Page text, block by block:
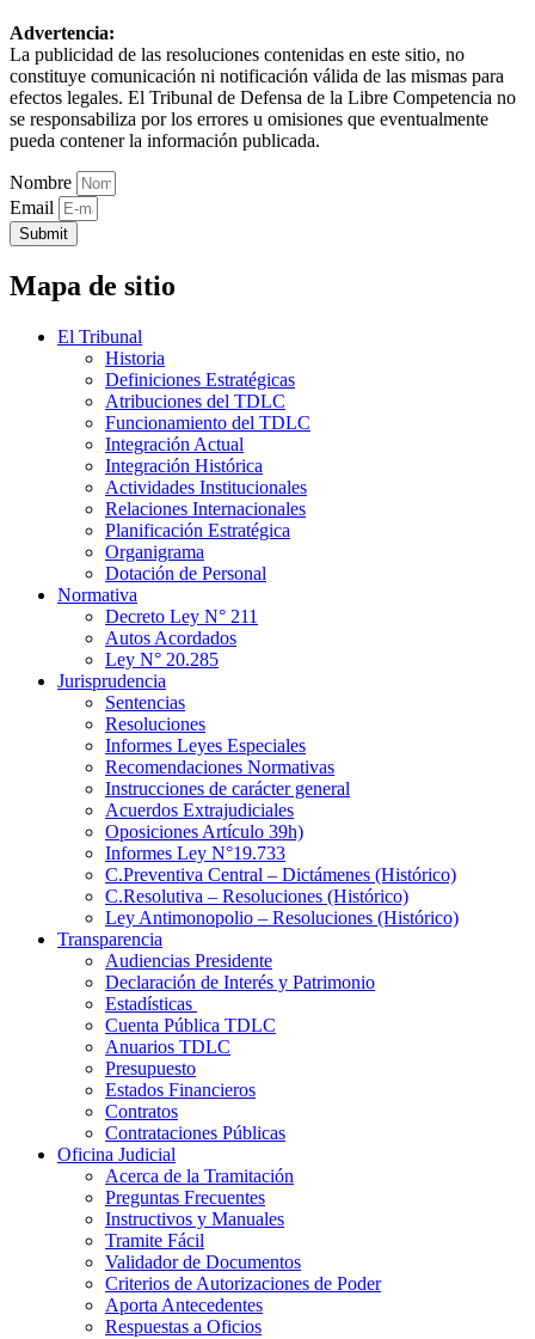
Advertencia:
La publicidad de las resoluciones contenidas en este sitio, no
constituye comunicación ni notificación válida de las mismas para
efectos legales. El Tribunal de Defensa de la Libre Competencia no
se responsabiliza por los errores u omisiones que eventualmente
pueda contener la información publicada.
Nombre
Email
Submit
Mapa de sitio
El Tribunal
Historia
Definiciones Estratégicas
Atribuciones del TDLC
Funcionamiento del TDLC
Integración Actual
Integración Histórica
Actividades Institucionales
Relaciones Internacionales
Planificación Estratégica
Organigrama
Dotación de Personal
Normativa
Decreto Ley N° 211
Autos Acordados
Ley N° 20.285
Jurisprudencia
Sentencias
Resoluciones
Informes Leyes Especiales
Recomendaciones Normativas
Instrucciones de carácter general
Acuerdos Extrajudiciales
Oposiciones Artículo 39h)
Informes Ley N°19.733
C.Preventiva Central – Dictámenes (Histórico)
C.Resolutiva – Resoluciones (Histórico)
Ley Antimonopolio – Resoluciones (Histórico)
Transparencia
Audiencias Presidente
Declaración de Interés y Patrimonio
Estadísticas
Cuenta Pública TDLC
Anuarios TDLC
Presupuesto
Estados Financieros
Contratos
Contrataciones Públicas
Oficina Judicial
Acerca de la Tramitación
Preguntas Frecuentes
Instructivos y Manuales
Tramite Fácil
Validador de Documentos
Criterios de Autorizaciones de Poder
Aporta Antecedentes
Respuestas a Oficios